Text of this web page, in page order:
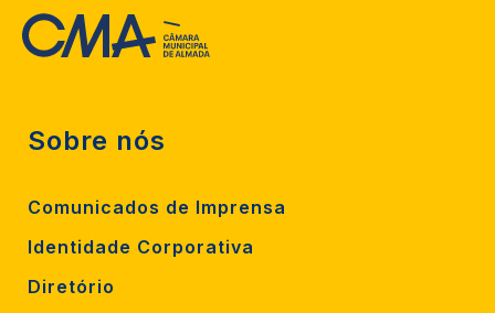
Sobre nós
Comunicados de Imprensa
Identidade Corporativa
Diretório